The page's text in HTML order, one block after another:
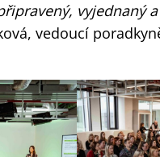
vyjednaný
vedoucí